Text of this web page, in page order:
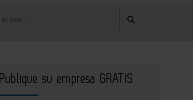
Publique su empresa GRATIS